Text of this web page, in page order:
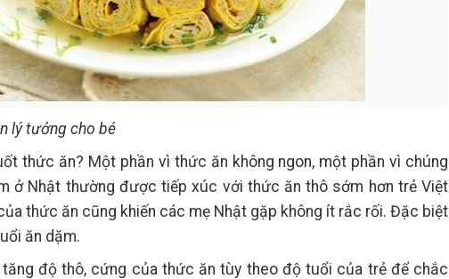
lý tưởng cho bé
thức ăn? Một phần vì thức ăn không ngon, một phần vì chúng
ở Nhật thường được tiếp xúc với thức ăn thô sớm hơn trẻ Việt
thức ăn cũng khiến các mẹ Nhật gặp không ít rắc rối. Đặc biệt
ăn dặm.
độ thô, cứng của thức ăn tùy theo độ tuổi của trẻ để chắc